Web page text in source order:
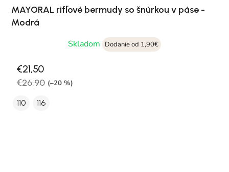
MAYORAL rifľové bermudy so šnúrkou v páse -
Modrá
Skladom
Dodanie od 1,90€
€21,50
€26,90 (–20 %)
110 116